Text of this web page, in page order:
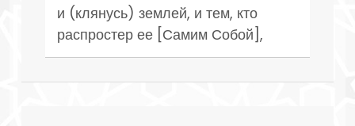
и (клянусь) землей, и тем, кто
распростер ее [Самим Собой],